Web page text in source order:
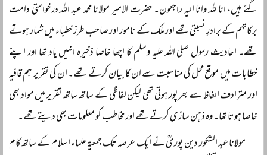
گئے ہیں، انا للہ وانا الیہ راجعون۔ حضرت الامیر مولانا محمد عبد اللہ درخواستی دامت
برکاتہم کے برادرِ نسبتی تھے اور ملک کے نامور اور صاحب طرز خطباء میں شمار ہوتے
تھے۔ احادیث رسول صلی اللہ علیہ وسلم کا اچھا خاصا ذخیرہ انہیں یاد تھا اور اپنے
خطابات میں موقع محل کی مناسبت سے ان کا بیان کرتے تھے۔ ان کی تقریر ہم قافیہ
اور مترادف الفاظ سے بھرپور ہوتی تھی لیکن لفاظی کے ساتھ ساتھ تقریر میں مواد بھی
خاصا ہوتا تھا۔ وہ ذہن سازی کرتے تھے اور مخاطب کو معلومات بھی دیتے تھے۔
مولانا عبد الشکور دین پوریؒ نے ایک عرصہ تک جمعیۃ علماء اسلام کے ساتھ کام